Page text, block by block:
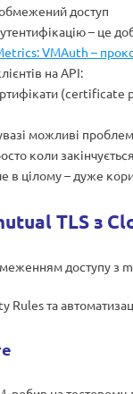
доступ
– це
VMAuth –
на API:
можливі
коли
в цілому – дуже
TLS з
доступу з
Rules та